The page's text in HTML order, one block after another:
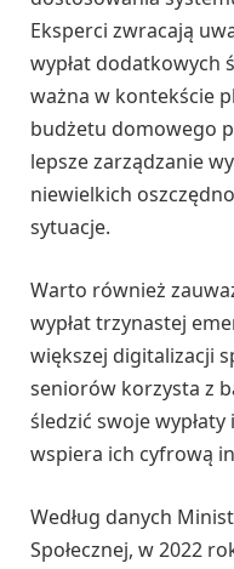
Eksperci zwracają
wypłat dodatkowych
ważna w kontekście
budżetu domowego
lepsze zarządzanie
niewielkich
sytuacje.
Warto również
wypłat trzynastej
większej digitalizacji
seniorów korzysta z
śledzić swoje
wspiera ich cyfrową
Według danych
Społecznej, w 2022